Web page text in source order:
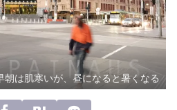
朝は肌寒いが、昼になると暑くなる